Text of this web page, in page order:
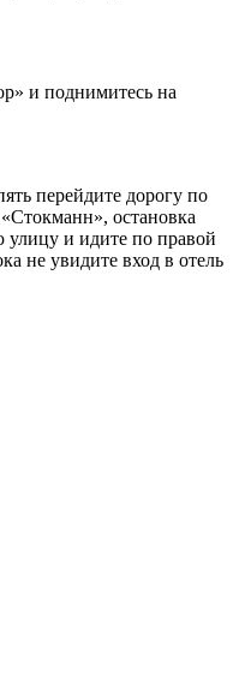
и поднимитесь на
перейдите дорогу по
остановка
улицу и идите по правой
не увидите вход в отель